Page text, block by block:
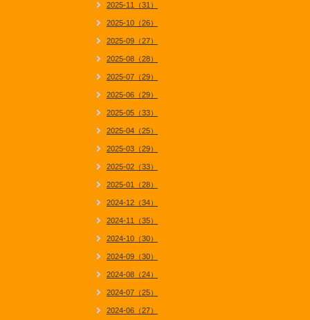
2025-11（31）
2025-10（26）
2025-09（27）
2025-08（28）
2025-07（29）
2025-06（29）
2025-05（33）
2025-04（25）
2025-03（29）
2025-02（33）
2025-01（28）
2024-12（34）
2024-11（35）
2024-10（30）
2024-09（30）
2024-08（24）
2024-07（25）
2024-06（27）